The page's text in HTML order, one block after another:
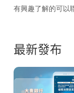
有興趣了解的可以
最新發布